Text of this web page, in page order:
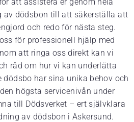
av dödsbon till att säkerställa att
och redo för nästa steg.
för professionell hjälp med
att ringa oss direkt kan vi
råd om hur vi kan underlätta
dödsbo har sina unika behov och
högsta servicenivån under
till Dödsverket – ert självklara
av dödsbon i Askersund.